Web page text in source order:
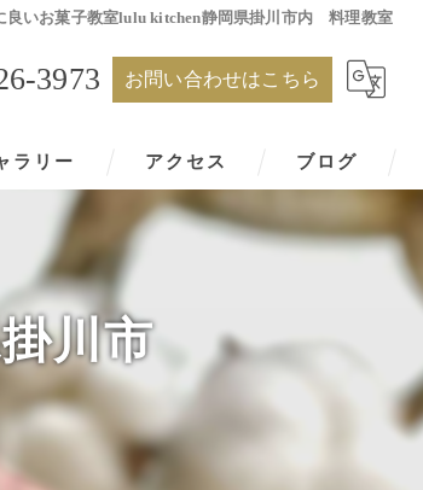
良いお菓子教室lulu kitchen静岡県掛川市内 料理教室
3973 お問い合わせはこちら
ラリー アクセス ブログ
川市